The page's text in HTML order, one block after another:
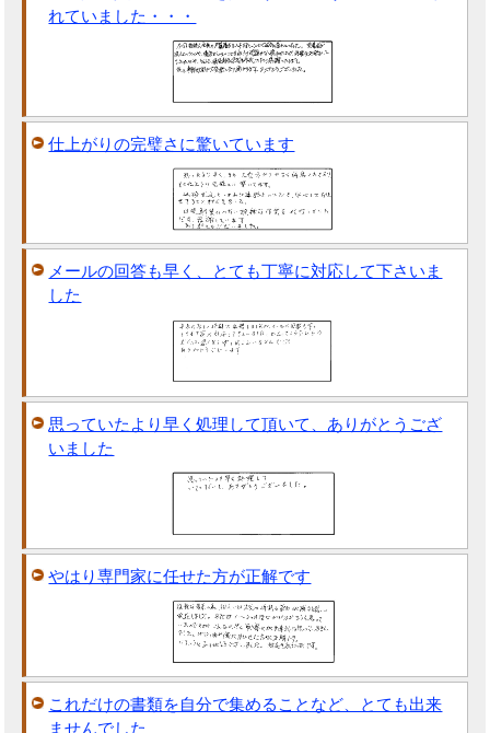
れていました・・・
仕上がりの完璧さに驚いています
メールの回答も早く、とても丁寧に対応して下さいま
した
思っていたより早く処理して頂いて、ありがとうござ
いました
やはり専門家に任せた方が正解です
これだけの書類を自分で集めることなど、とても出来
ませんでした